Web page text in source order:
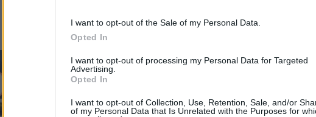
I want to opt-out of the Sale of my Personal Data.
Opted In
I want to opt-out of processing my Personal Data for Targeted
Advertising.
Opted In
I want to opt-out of Collection, Use, Retention, Sale, and/or
of my Personal Data that Is Unrelated with the Purposes for